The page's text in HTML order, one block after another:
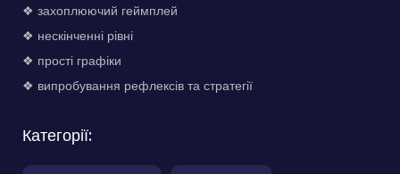
❖ захоплюючий геймплей
❖ нескінченні рівні
❖ прості графіки
❖ випробування рефлексів та стратегії
Категорії: